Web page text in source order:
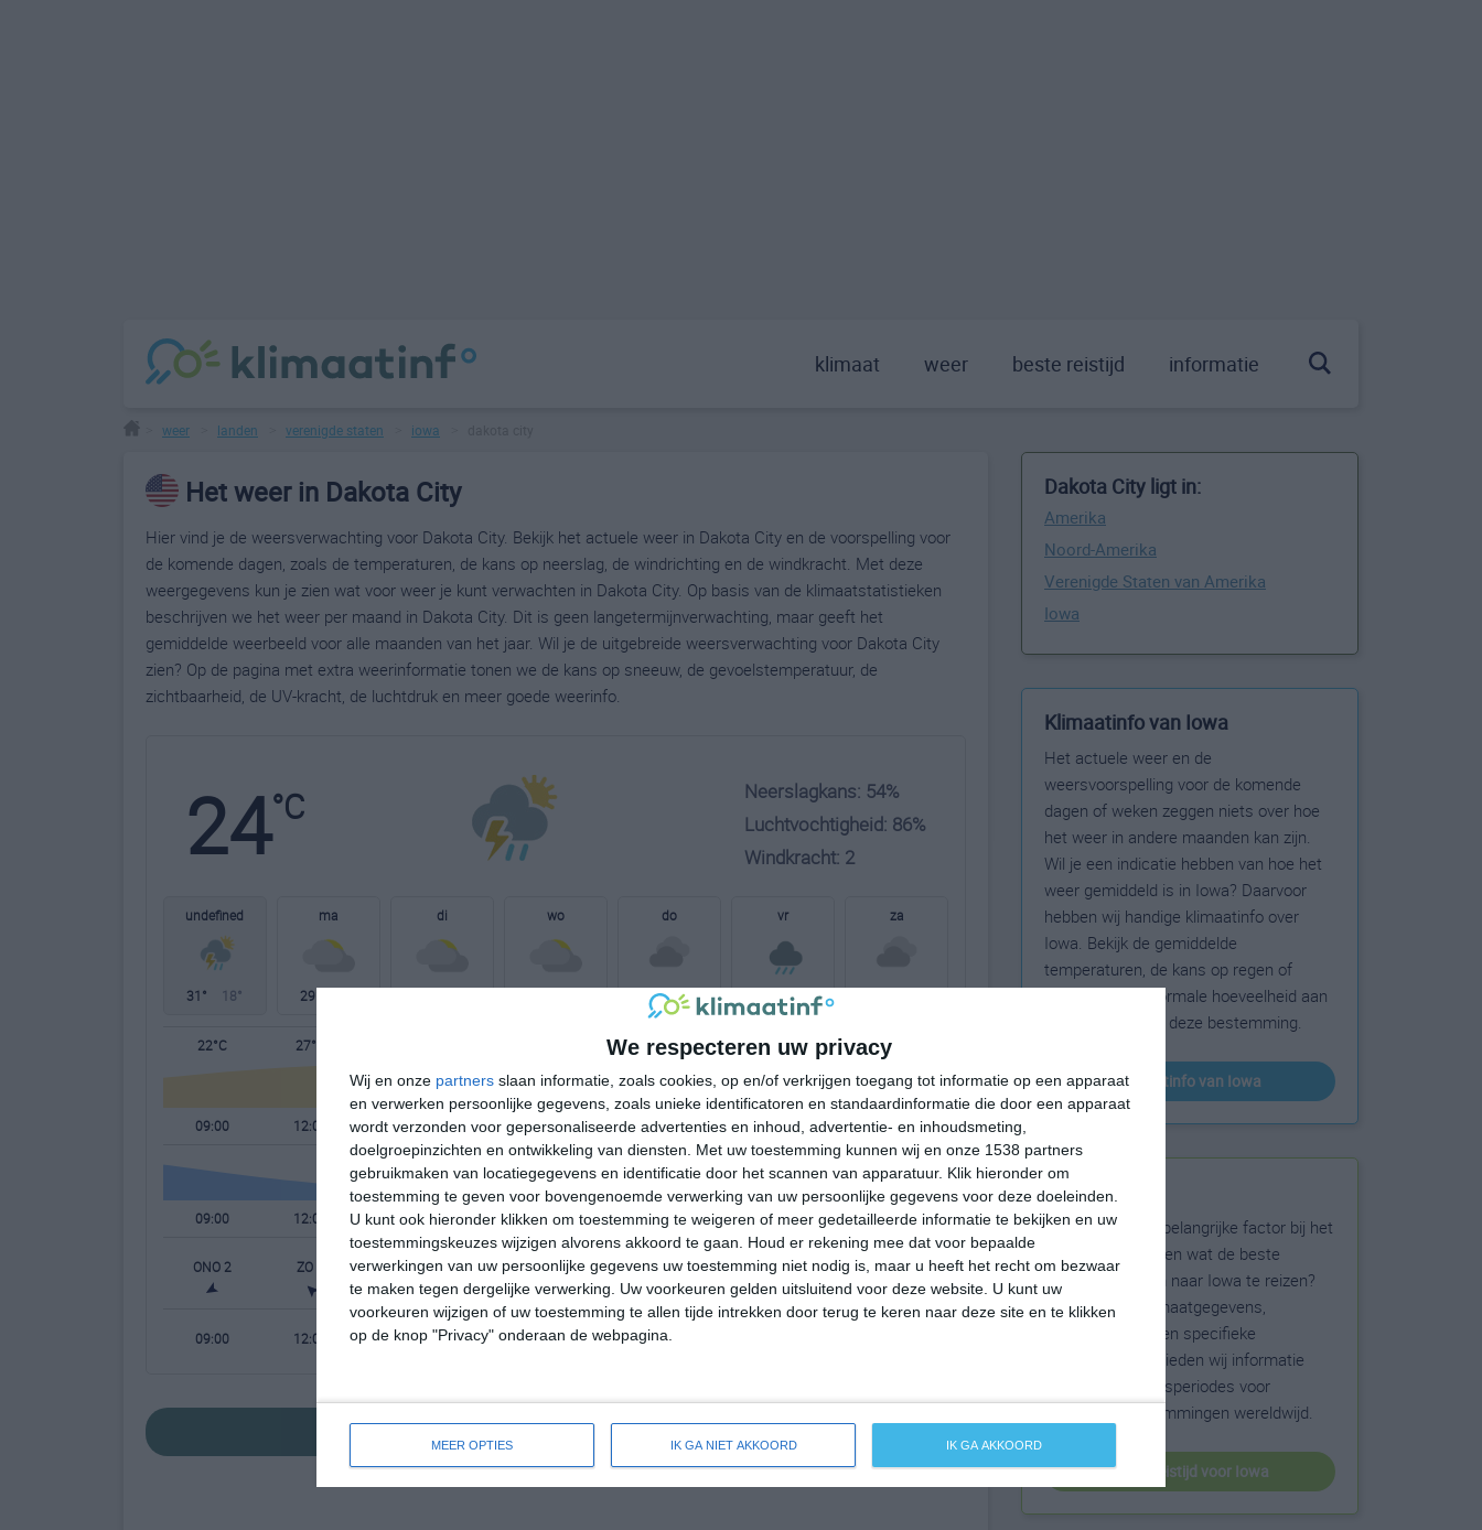
We respecteren uw privacy
Wij en onze partners slaan informatie, zoals cookies, op en/of verkrijgen toegang tot informatie op een apparaat
en verwerken persoonlijke gegevens, zoals unieke identificatoren en standaardinformatie die door een apparaat
wordt verzonden voor gepersonaliseerde advertenties en inhoud, advertentie- en inhoudsmeting,
doelgroepinzichten en ontwikkeling van diensten.
Met uw toestemming kunnen wij en onze 1538 partners
gebruikmaken van locatiegegevens en identificatie door het scannen van apparatuur. Klik hieronder om
toestemming te geven voor bovengenoemde verwerking van uw persoonlijke gegevens voor deze doeleinden.
U kunt ook hieronder klikken om toestemming te weigeren of meer gedetailleerde informatie te bekijken en uw
toestemmingskeuzes wijzigen alvorens akkoord te gaan.
Houd er rekening mee dat voor bepaalde
verwerkingen van uw persoonlijke gegevens uw toestemming niet nodig is, maar u heeft het recht om bezwaar
te maken tegen dergelijke verwerking. Uw voorkeuren gelden uitsluitend voor deze website. U kunt uw
voorkeuren wijzigen of uw toestemming te allen tijde intrekken door terug te keren naar deze site en te klikken
op de knop "Privacy" onderaan de webpagina.
MEER OPTIES IK GA NIET AKKOORD IK GA AKKOORD
klimaat weer beste reistijd informatie
weer landen verenigde staten iowa
Het weer in Dakota City
Hier vind je de weersverwachting voor Dakota City. Bekijk het actuele weer in Dakota City en de voorspelling voor
de komende dagen, zoals de temperaturen, de kans op neerslag, de windrichting en de windkracht. Met deze
weergegevens kun je zien wat voor weer je kunt verwachten in Dakota City. Op basis van de klimaatstatistieken
beschrijven we het weer per maand in Dakota City. Dit is geen langetermijnverwachting, maar geeft het
gemiddelde weerbeeld voor alle maanden van het jaar. Wil je de uitgebreide weersverwachting voor Dakota City
zien? Op de pagina met extra weerinformatie tonen we de kans op sneeuw, de gevoelstemperatuur, de
zichtbaarheid, de UV-kracht, de luchtdruk en meer goede weerinfo.
24°C
Neerslagkans: 54%
Luchtvochtigheid: 86%
Windkracht: 2
undefined
31° 18°
ma
29°
di wo do
25° 16°
vr
14°
za
22°C 27°C 24°C 22°C 20°C 19°C
09:00 12:00 15:00 18:00 21:00 00:00 03:00 06:00
09:00 12:00 15:00 18:00 21:00 00:00 03:00 06:00
ONO 2 ZO 2 OZO 2 O 2 ONO 2 ONO 2 ONO 2 ONO 2
09:00 12:00 15:00 18:00 21:00
bekijk de uitgebreide weersverwachting voor Dakota City
Dakota City ligt in:
Amerika
Noord-Amerika
Verenigde Staten van Amerika
Iowa
Klimaatinfo van Iowa
Het actuele weer en de
weersvoorspelling voor de komende
dagen of weken zeggen niets over hoe
het weer in andere maanden kan zijn.
Wil je een indicatie hebben van hoe het
weer gemiddeld is in Iowa? Daarvoor
hebben wij handige klimaatinfo over
Iowa. Bekijk de gemiddelde
temperaturen, de kans op regen of
sneeuw en de normale hoeveelheid aan
zonneschijn voor deze bestemming.
klimaatinfo van Iowa
Beste reistijd
Het weer is een belangrijke factor bij het
reizen. Wil je weten wat de beste
maanden zijn om naar Iowa te reizen?
Op basis van klimaatgegevens,
weersextremen en specifieke
weerinformatie bieden wij informatie
over de beste reisperiodes voor
duizenden bestemmingen wereldwijd.
beste reistijd voor Iowa